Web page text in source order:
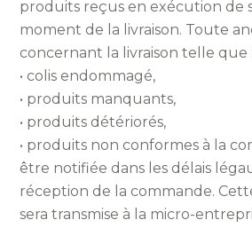
produits reçus en exécution de
moment de la livraison. Toute
concernant la livraison telle que :
• colis endommagé,
• produits manquants,
• produits détériorés,
• produits non conformes à la
être notifiée dans les délais
réception de la commande.
sera transmise à la micro-